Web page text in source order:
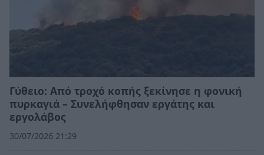
Γύθειο: Από τροχό κοπής ξεκίνησε η φονική
πυρκαγιά – Συνελήφθησαν εργάτης και
εργολάβος
30/07/2026 21:29